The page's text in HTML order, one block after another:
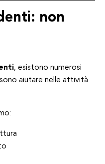
non
, esistono numerosi
aiutare nelle attività